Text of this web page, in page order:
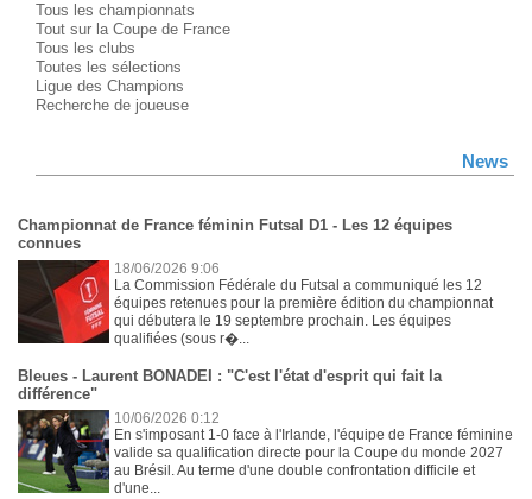
Tous les championnats
Tout sur la Coupe de France
Tous les clubs
Toutes les sélections
Ligue des Champions
Recherche de joueuse
News
Championnat de France féminin Futsal D1 - Les 12 équipes
connues
18/06/2026 9:06
La Commission Fédérale du Futsal a communiqué les 12
équipes retenues pour la première édition du championnat
qui débutera le 19 septembre prochain. Les équipes
qualifiées (sous r�...
Bleues - Laurent BONADEI : "C'est l'état d'esprit qui fait la
différence"
10/06/2026 0:12
En s'imposant 1-0 face à l'Irlande, l'équipe de France féminine
valide sa qualification directe pour la Coupe du monde 2027
au Brésil. Au terme d'une double confrontation difficile et
d'une...